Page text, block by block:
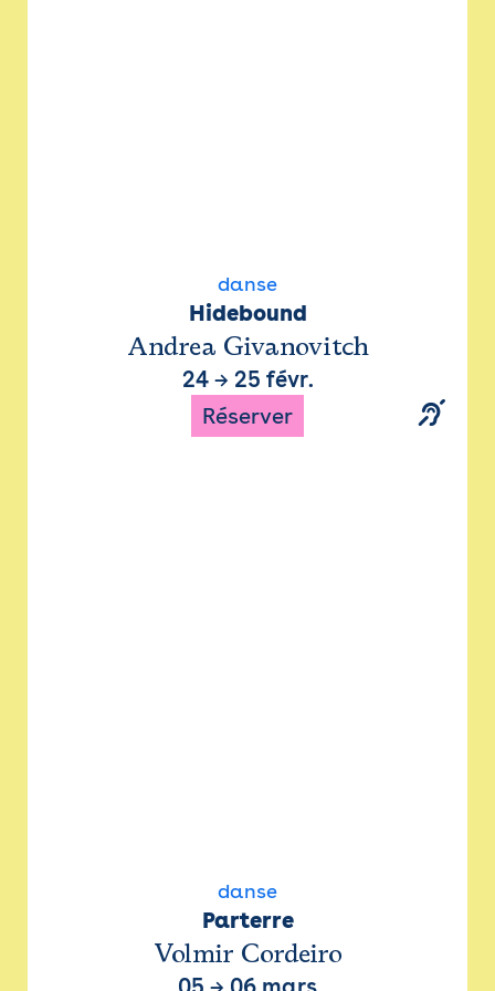
danse
Hidebound
Andrea Givanovitch
24→ 25 févr.
Réserver
danse
Parterre
Volmir Cordeiro